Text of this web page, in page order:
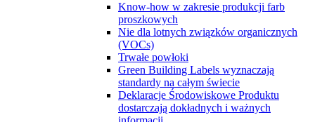
Know-how w zakresie produkcji farb
proszkowych
Nie dla lotnych związków organicznych
(VOCs)
Trwałe powłoki
Green Building Labels wyznaczają
standardy na całym świecie
Deklaracje Środowiskowe Produktu
dostarczają dokładnych i ważnych